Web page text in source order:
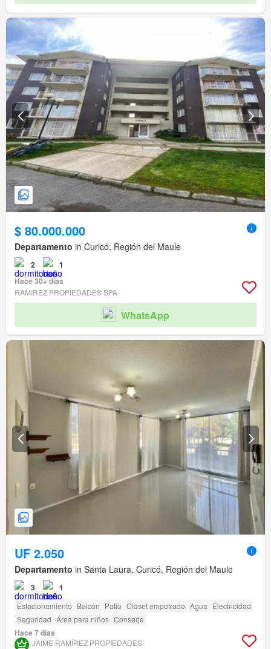
$ 80.000.000
Departamento in Curicó, Región del Maule
2
1
Hace 30+ días
RAMIREZ PROPIEDADES SPA
WhatsApp
UF 2.050
Departamento in Santa Laura, Curicó, Región del Maule
3 1
Estacionamiento Balcón Patio Closet empotrado Agua Electricidad
Seguridad Área para niños Conserje
Hace 7 días
JAIME RAMÍREZ PROPIEDADES